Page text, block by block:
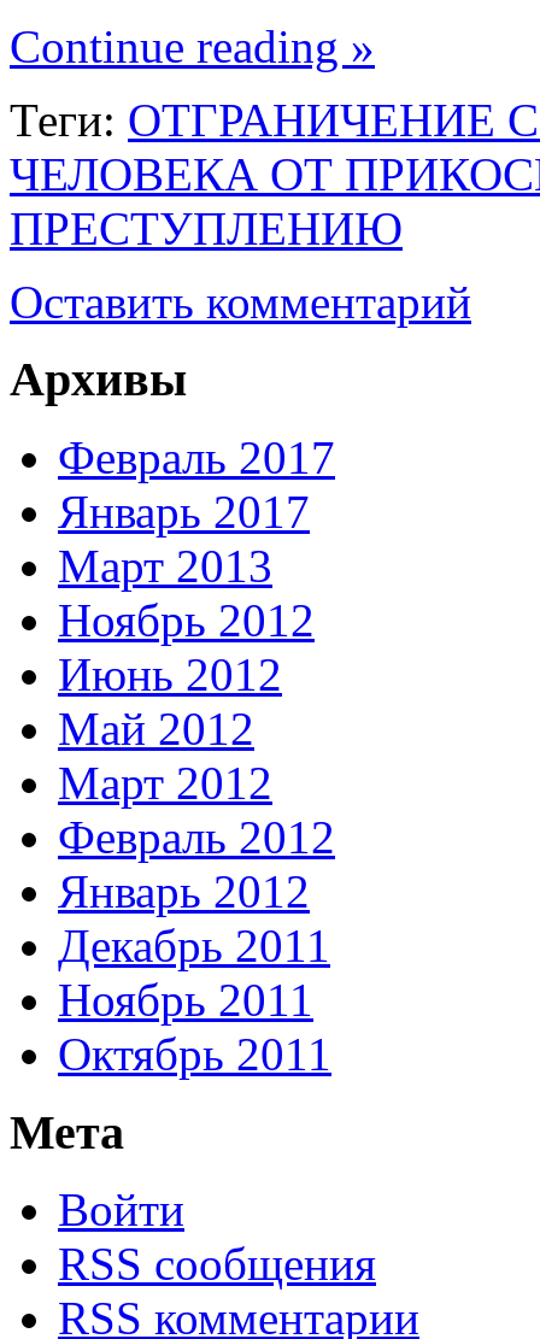
Continue reading »
Теги: ОТГРАНИЧЕНИЕ
ЧЕЛОВЕКА ОТ
ПРЕСТУПЛЕНИЮ
Оставить комментарий
Архивы
Февраль 2017
Январь 2017
Март 2013
Ноябрь 2012
Июнь 2012
Май 2012
Март 2012
Февраль 2012
Январь 2012
Декабрь 2011
Ноябрь 2011
Октябрь 2011
Мета
Войти
RSS сообщения
RSS комментарии